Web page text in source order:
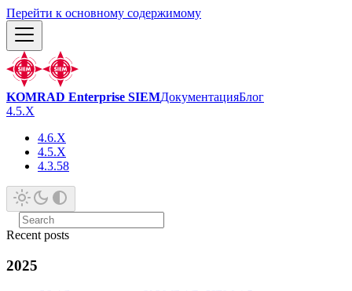
Перейти к основному содержимому
KOMRAD Enterprise SIEMДокументацияБлог
4.5.X
4.6.X
4.5.X
4.3.58
Recent posts
2025